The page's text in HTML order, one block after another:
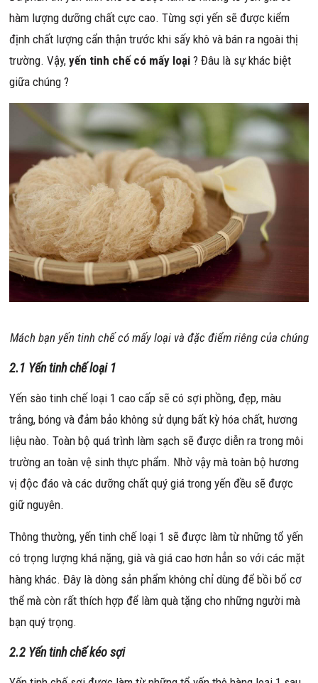
hàm lượng dưỡng chất cực cao. Từng sợi yến sẽ được kiểm
định chất lượng cẩn thận trước khi sấy khô và bán ra ngoài thị
trường. Vậy,yến tinh chế có mấy loại ? Đâu là sự khác biệt
giữa chúng ?
Mách bạn yến tinh chế có mấy loại và đặc điểm riêng của chúng
2.1 Yến tinh chế loại 1
Yến sào tinh chế loại 1 cao cấp sẽ có sợi phồng, đẹp, màu
trắng, bóng và đảm bảo không sử dụng bất kỳ hóa chất, hương
liệu nào. Toàn bộ quá trình làm sạch sẽ được diễn ra trong môi
trường an toàn vệ sinh thực phẩm. Nhờ vậy mà toàn bộ hương
vị độc đáo và các dưỡng chất quý giá trong yến đều sẽ được
giữ nguyên.
Thông thường, yến tinh chế loại 1 sẽ được làm từ những tổ yến
có trọng lượng khá nặng, già và giá cao hơn hẳn so với các mặt
hàng khác. Đây là dòng sản phẩm không chỉ dùng để bồi bổ cơ
thể mà còn rất thích hợp để làm quà tặng cho những người mà
bạn quý trọng.
2.2 Yến tinh chế kéo sợi